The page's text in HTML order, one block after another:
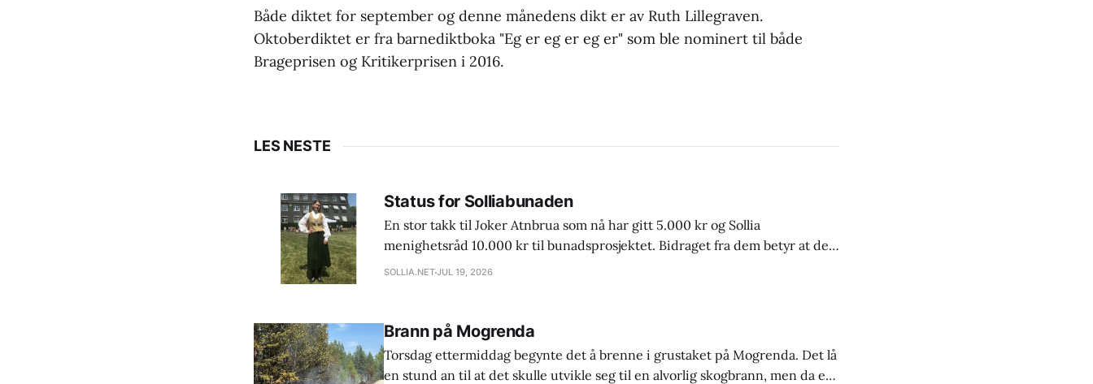
Både diktet for september og denne månedens dikt er av Ruth Lillegraven.
Oktoberdiktet er fra barnediktboka "Eg er eg er eg er" som ble nominert til både
Brageprisen og Kritikerprisen i 2016.
LES NESTE
Status for Solliabunaden
En stor takk til Joker Atnbrua som nå har gitt 5.000 kr og Sollia
menighetsråd 10.000 kr til bunadsprosjektet. Bidraget fra dem betyr at det
bare mangler kr 12.500,- for å få satt i gang produksjon av stoff både til
SOLLIA.NETJUL 19, 2026
Brann på Mogrenda
Torsdag ettermiddag begynte det å brenne i grustaket på Mogrenda. Det lå
en stund an til at det skulle utvikle seg til en alvorlig skogbrann, men da en